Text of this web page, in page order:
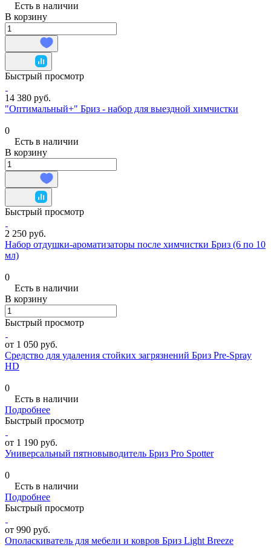
Есть в наличии
В корзину
Быстрый просмотр
14 380 руб.
"Оптимальный+" Бриз - набор для выездной химчистки
0
Есть в наличии
В корзину
Быстрый просмотр
2 250 руб.
Набор отдушки-ароматизаторы после химчистки Бриз (6 по 10
мл)
0
Есть в наличии
В корзину
Быстрый просмотр
от 1 050 руб.
Средство для удаления стойких загрязнений Бриз Pre-Spray
HD
0
Есть в наличии
Подробнее
Быстрый просмотр
от 1 190 руб.
Универсальный пятновыводитель Бриз Pro Spotter
0
Есть в наличии
Подробнее
Быстрый просмотр
от 990 руб.
Ополаскиватель для мебели и ковров Бриз Light Breeze